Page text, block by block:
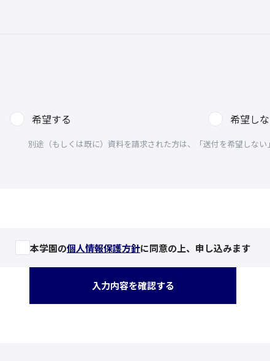
希望する 希望し
別途（もしくは既に）資料を請求された方は、「送付を希望しな
本学園の個人情報保護方針に同意の上、申し込みます
入力内容を確認する